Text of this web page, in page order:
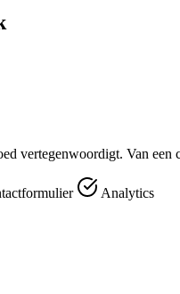
vertegenwoordigt. Van
Analytics